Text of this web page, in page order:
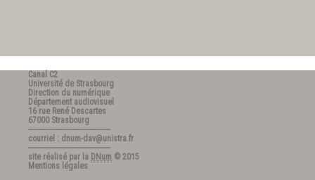
Canal C2
Université de Strasbourg
Direction du numérique
Département audiovisuel
16 rue René Descartes
67000 Strasbourg
---------------------------------------
courriel : dnum-dav@unistra.fr
---------------------------------------
site réalisé par la DNum © 2015
Mentions légales